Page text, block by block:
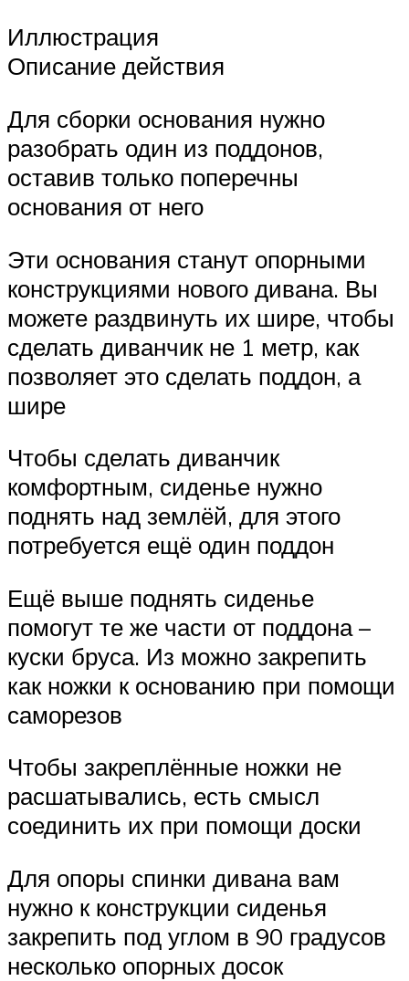
Иллюстрация
Описание действия
Для сборки основания нужно
разобрать один из поддонов,
оставив только поперечны
основания от него
Эти основания станут опорными
конструкциями нового дивана. Вы
можете раздвинуть их шире, чтобы
сделать диванчик не 1 метр, как
позволяет это сделать поддон, а
шире
Чтобы сделать диванчик
комфортным, сиденье нужно
поднять над землёй, для этого
потребуется ещё один поддон
Ещё выше поднять сиденье
помогут те же части от поддона –
куски бруса. Из можно закрепить
как ножки к основанию при помощи
саморезов
Чтобы закреплённые ножки не
расшатывались, есть смысл
соединить их при помощи доски
Для опоры спинки дивана вам
нужно к конструкции сиденья
закрепить под углом в 90 градусов
несколько опорных досок